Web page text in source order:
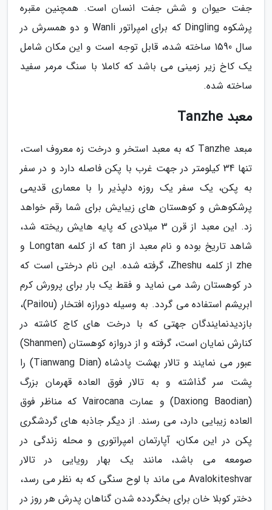
جفت حیوان و شش جفت انسان است. همچنین مقبره
پرشکوه Dingling که برای امپراتور Wanli و دو همسرش در
سال 1590 ساخته شده، قابل توجه است و این مکان شامل
یک کاخ زیر زمینی می باشد که کاملا با سنگ مرمر سفید
ساخته شده.
معبد Tanzhe
مبعد Tanzhe که به معبد استخر و درخت زه معروف است،
تنها 34 کیلومتر در جهت غرب با پکن فاصله دارد و در سفر
به پکن، یک سفر یک روزه دلپذیر را با معماری قدیمی
پرشکوهش و کوهستان های زیبایش برای شما رقم خواهد
زد. این معبد از قرن 3 میلادی که پایه هایش ریخته شد،
شاهد تاریخ بوده و نام معبد از tan که از کلمه Longtan و
zhe از کلمه Zheshu، گرفته شده. این نام درختی است که
در کوهستان رشد می نماید و فقط یک بار برای پرورش کرم
ابریشم استفاده می گردد. به وسیله دورازه افتخار (Pailou)،
بازدیدنمایندگان جهتی که با درخت های کاج کاشته در
کنارش نمایان است، گرفته و از دروازه کوهستان (Shanmen)
عبور می نمایند و تالار بهشت پادشاه (Tianwang Dian) را
پشت سر گذاشته و به تالار فوق العاده قهرمان بزرگ
(Daxiong Baodian) و عمارت Vairocana که مناظر فوق
العاده زیبایی دارد، می رسند. از دیگر جاذبه های گردشگری
پکن در این مکان، آپارتمان امپراتوری و محله زندگی در
صومعه می باشد، مانند یک بهار رویایی در تالار
Avalokiteshvar می ماند با لوح سنگی که به نظر می رسد،
دختر کوبلا خان برای بخگردده شدن گناهان پدرش هر روز در